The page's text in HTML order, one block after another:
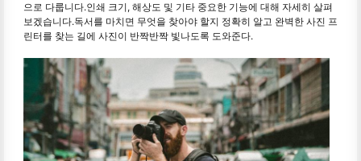
으로 다룹니다.인쇄 크기, 해상도 및 기타 중요한 기능에 대해 자세히 살펴
보겠습니다.독서를 마치면 무엇을 찾아야 할지 정확히 알고 완벽한 사진 프
린터를 찾는 길에 사진이 반짝반짝 빛나도록 도와준다.